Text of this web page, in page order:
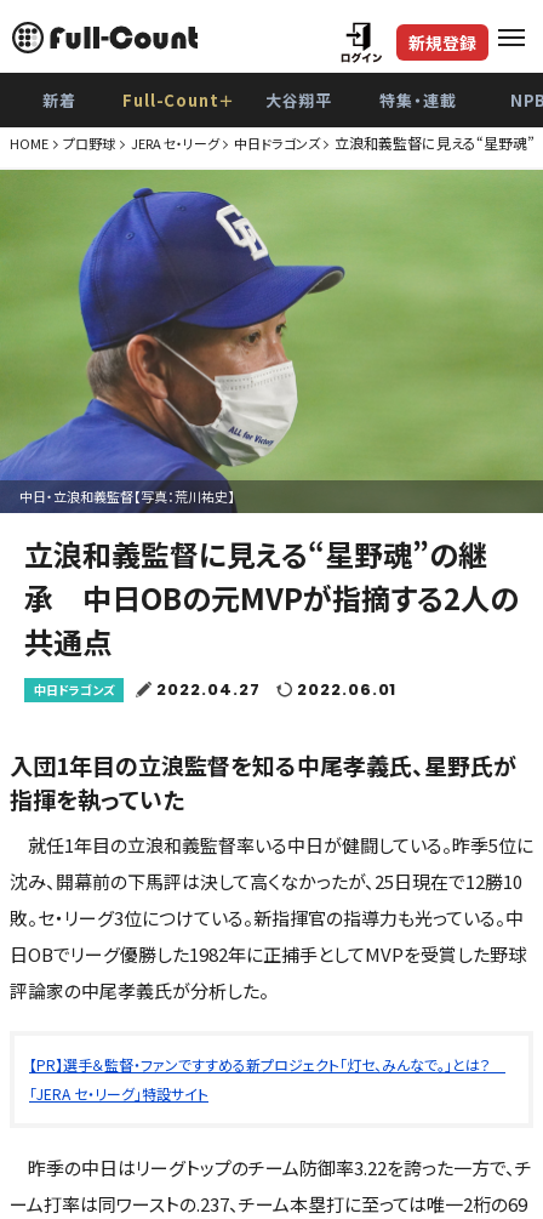
新規登録
新着 Full-Count＋ 大谷翔平 特集・連載
HOME プロ野球 JERA セ・リーグ 中日ドラゴンズ 立浪和義監督に見える“星野魂
中日・立浪和義監督【写真：荒川祐史】
立浪和義監督に見える“星野魂”の継
承 中日OBの元MVPが指摘する2人の
共通点
中日ドラゴンズ 2022.04.27 2022.06.01
入団1年目の立浪監督を知る中尾孝義氏、星野氏が
指揮を執っていた
就任1年目の立浪和義監督率いる中日が健闘している。昨季5位に
沈み、開幕前の下馬評は決して高くなかったが、25日現在で12勝10
敗。セ・リーグ3位につけている。新指揮官の指導力も光っている。中
日OBでリーグ優勝した1982年に正捕手としてMVPを受賞した野球
評論家の中尾孝義氏が分析した。
【PR】選手＆監督・ファンですすめる新プロジェクト「灯セ、みんなで。」とは？
「JERA セ・リーグ」特設サイト
昨季の中日はリーグトップのチーム防御率3.22を誇った一方で、チ
ーム打率は同ワーストの.237、チーム本塁打に至っては唯一2桁の69